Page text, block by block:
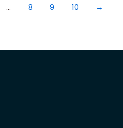
… 8 9 10 →